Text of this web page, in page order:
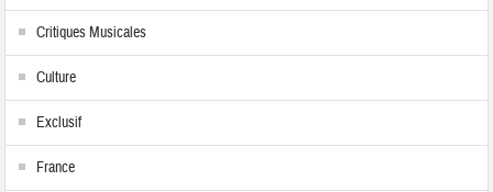
Critiques Musicales
Culture
Exclusif
France